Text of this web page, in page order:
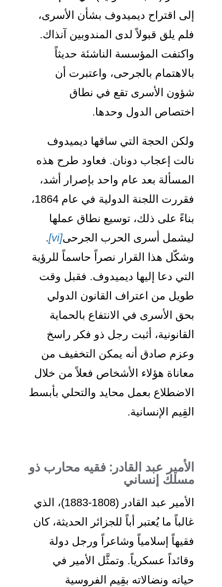
اقتراح ديميدوف بشأن الأسرى،
يلق قبولاً لدى المندوبين آنذاك.
المؤسسة الناشئة حديثاً
بالجرحى، واعتبرت أن
الأسرى تقع في نطاق
الدول وحدها.
الحجة التي ساقها ديميدوف
إعجاب دونان. فعاود طرح هذه
بعد عام واحد بإصرار أشد،
فقررت اللجنة الدولية في عام 1864،
على ذلك، توسيع نطاق عملها
أسرى الحرب الجرحى[vi]
.
هذا القرار نصراً حاسماً للرؤية
دعا إليها ديميدوف. فقبل وقت
من اعتراف القانون الدولي
الأسرى في الانتفاع بالحماية
أثبت رجل ذو فكر راسخ
صادق أنه يمكن التخفيف من
هؤلاء الأشخاص فعلاً من خلال
بعمل محايد والتحلي بأبسط
الإنسانية.
عبد القادر: فقيه محارب ذو
إنساني
الأمير عبد القادر (1808-1883)، الذي
ما يُعتبر أباً للجزائر الحديثة، كان
إسلامياً وشاعراً ورجل دولة
عسكرياً. وتمثَّل الأمير في
ونضالاته بقِيم الفروسية